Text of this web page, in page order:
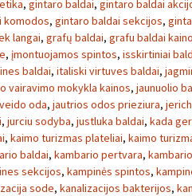
, gintaro baldai, gintaro baldai
komodos, gintaro baldai sekcijos,
langai, grafų baldai, grafu baldai
, įmontuojamos spintos, isskirtiniai
baldai, italiski virtuves baldai,
vairavimo mokykla kainos, jaunuolio
oda, jautrios odos prieziura,
, jurciu sodyba, justluka baldai, kada
, kaimo turizmas plateliai, kaimo
baldai, kambario pertvara,
sekcijos, kampinės spintos,
sode, kanalizacijos bakterijos,